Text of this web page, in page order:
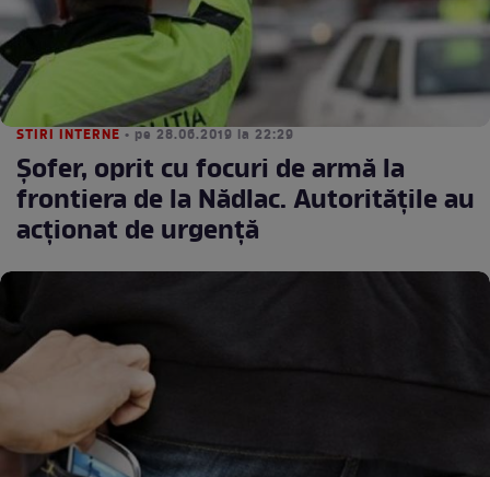
STIRI INTERNE • pe 28.06.2019 la 22:29
Șofer, oprit cu focuri de armă la
frontiera de la Nădlac. Autoritățile au
acționat de urgență